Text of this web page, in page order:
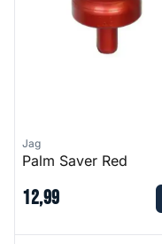
Jag
Palm Saver Red
12,99